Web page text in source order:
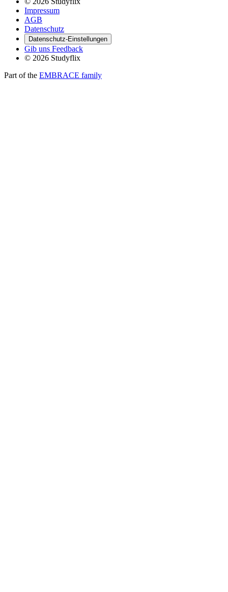
Impressum
AGB
Datenschutz
Datenschutz-Einstellungen
Gib uns Feedback
© 2026 Studyflix
Part of the EMBRACE family